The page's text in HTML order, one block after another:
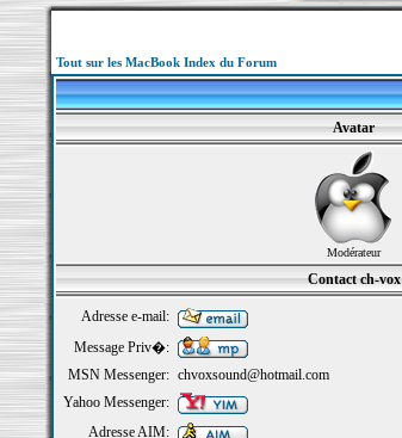
Tout sur les MacBook Index du Forum
Avatar
Modérateur
Contact ch-vox
Adresse e-mail:
Message Priv�:
MSN Messenger: chvoxsound@hotmail.com
Yahoo Messenger:
Adresse AIM: